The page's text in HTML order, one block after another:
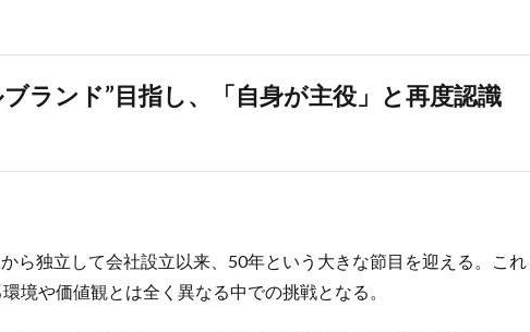
ランド”目指し、「自身が主役」と再度認識
ら独立して会社設立以来、50年という大きな節目を迎える。これ
境や価値観とは全く異なる中での挑戦となる。